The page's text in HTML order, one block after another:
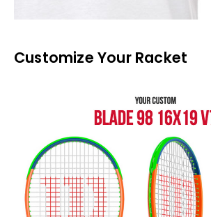
Customize Your Racket